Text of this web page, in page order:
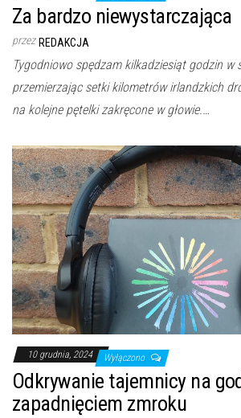
Za bardzo niewystarczająca
przez REDAKCJA
Tygodniowo spędzam kilkadziesiąt godzin w
przemierzając setki kilometrów irlandzkich
na kolejne pętelki zakręcone w głowie.…
10 grudnia, 2024 Wyłączono
Odkrywanie tajemnicy na
zapadnięciem zmroku